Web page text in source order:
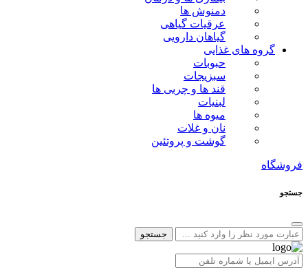
دمنوش ها
عرقیات گیاهی
گیاهان دارویی
گروه های غذایی
حبوبات
سبزیجات
قند ها و چربی ها
لبنیات
میوه ها
نان و غلات
گوشت و پروتئین
فروشگاه
جستجو
جستجو